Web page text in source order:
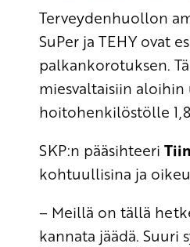
Terveydenhuollon
SuPer ja TEHY ovat
palkankorotuksen.
miesvaltaisiin
hoitohenkilöstölle
SKP:n pääsihteeri
kohtuullisina ja
– Meillä on tällä
kannata jäädä. Suuri